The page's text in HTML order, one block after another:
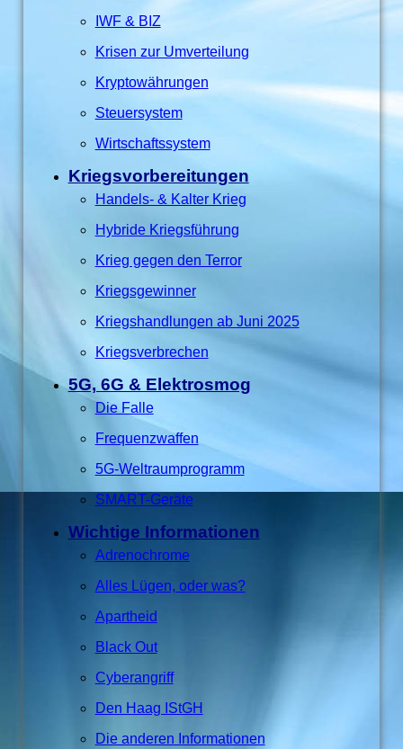
IWF & BIZ
Krisen zur Umverteilung
Kryptowährungen
Steuersystem
Wirtschaftssystem
Kriegsvorbereitungen
Handels- & Kalter Krieg
Hybride Kriegsführung
Krieg gegen den Terror
Kriegsgewinner
Kriegshandlungen ab Juni 2025
Kriegsverbrechen
5G, 6G & Elektrosmog
Die Falle
Frequenzwaffen
5G-Weltraumprogramm
SMART-Geräte
Wichtige Informationen
Adrenochrome
Alles Lügen, oder was?
Apartheid
Black Out
Cyberangriff
Den Haag IStGH
Die anderen Informationen